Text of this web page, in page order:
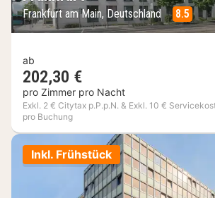
Frankfurt am Main, Deutschland 8.5
ab
202,30 €
pro Zimmer pro Nacht
Exkl. 2 € Citytax p.P.p.N. & Exkl. 10 €
pro Buchung
Inkl. Frühstück